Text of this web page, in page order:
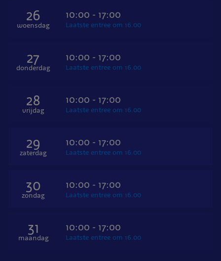
26
woensdag
10:00 - 17:00
Laatste entree om 16.00
27
donderdag
10:00 - 17:00
Laatste entree om 16.00
28
vrijdag
10:00 - 17:00
Laatste entree om 16.00
29
zaterdag
10:00 - 17:00
Laatste entree om 16.00
30
zondag
10:00 - 17:00
Laatste entree om 16.00
31
maandag
10:00 - 17:00
Laatste entree om 16.00